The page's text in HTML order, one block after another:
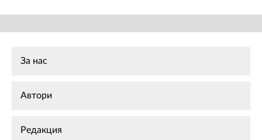
За нас
Автори
Редакция